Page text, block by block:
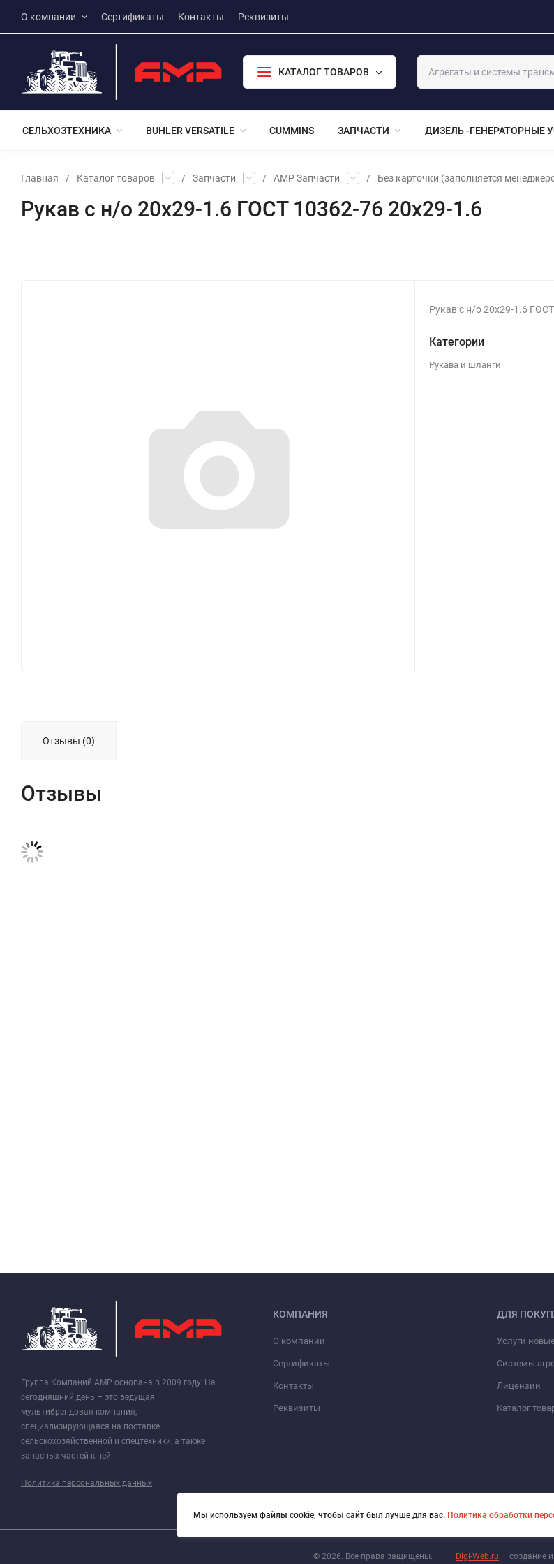
О компании Сертификаты Контакты Реквизиты
КАТАЛОГ ТОВАРОВ
СЕЛЬХОЗТЕХНИКА BUHLER VERSATILE CUMMINS ЗАПЧАСТИ ДИЗЕЛЬ -ГЕНЕРАТОРНЫЕ
Главная / Каталог товаров / Запчасти / АМР Запчасти / Без карточки (заполняется
Рукав с н/о 20х29-1.6 ГОСТ 10362-76 20х29-1.6
Рукав с н/о 20х29-1.6
Категории
Рукава и шланги
Отзывы (0)
Отзывы
Группа Компаний АМР основана в 2009 году. На
сегодняшний день – это ведущая
мультибрендовая компания,
специализирующаяся на поставке
сельскохозяйственной и спецтехники, а также
запасных частей к ней.
Политика персональных данных
КОМПАНИЯ
О компании
Сертификаты
Контакты
Реквизиты
ДЛЯ
Услуги
Системы
Лицензии
Каталог
© 2026. Все права защищены. Digi-Web.ru — создание
Мы используем файлы cookie, чтобы сайт был лучше для вас. Политика обработки